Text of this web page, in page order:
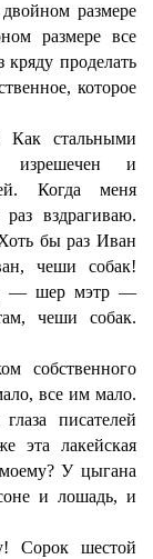
размере
размере все
кряду проделать
которое
стальными
изрешечен и
Когда меня
вздрагиваю.
бы раз Иван
чеши собак!
— шер мэтр —
чеши собак.
собственного
все им мало.
писателей
эта лакейская
У цыгана
и лошадь, и
Сорок шестой